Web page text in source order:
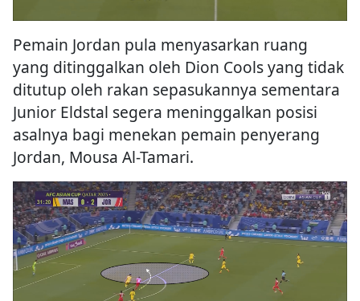
Pemain Jordan pula menyasarkan ruang
yang ditinggalkan oleh Dion Cools yang tidak
ditutup oleh rakan sepasukannya sementara
Junior Eldstal segera meninggalkan posisi
asalnya bagi menekan pemain penyerang
Jordan, Mousa Al-Tamari.